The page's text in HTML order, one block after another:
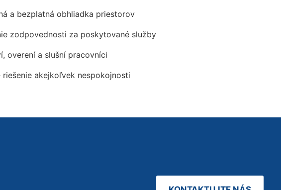
a bezplatná obhliadka priestorov
zodpovednosti za poskytované služby
overení a slušní pracovníci
riešenie akejkoľvek nespokojnosti